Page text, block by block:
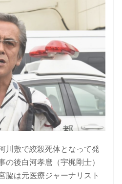
川敷で絞殺死体となって発
の後白河孝麿（宇梶剛士）
脇は元医療ジャーナリスト